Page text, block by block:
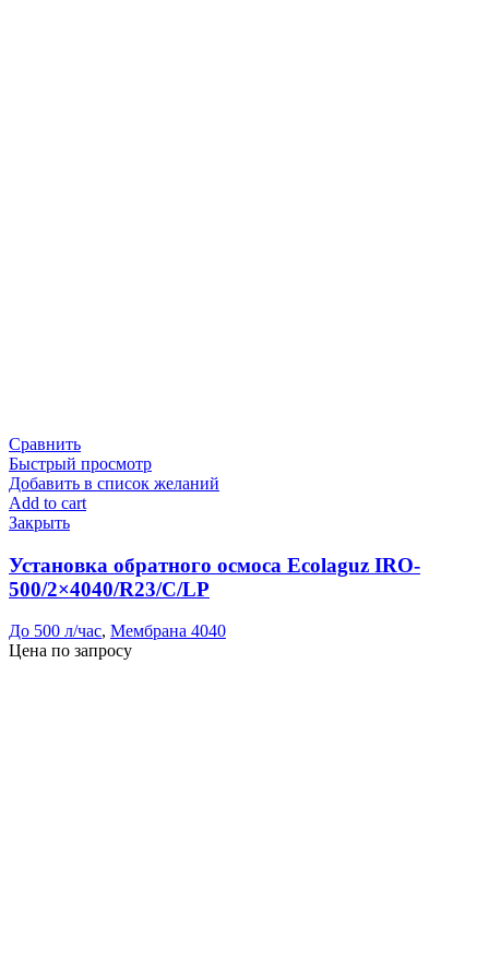
Сравнить
Быстрый просмотр
Добавить в список желаний
Add to cart
Закрыть
Установка обратного осмоса Ecolaguz IRO-
500/2×4040/R23/C/LP
До 500 л/час, Мембрана 4040
Цена по запросу